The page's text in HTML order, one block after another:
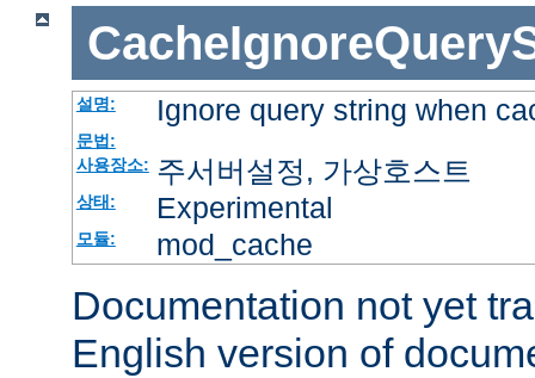
설명: Ignore query string when
문법:
사용장소: 주서버설정, 가상호스트
상태: Experimental
모듈: mod_cache
Documentation not yet
English version of